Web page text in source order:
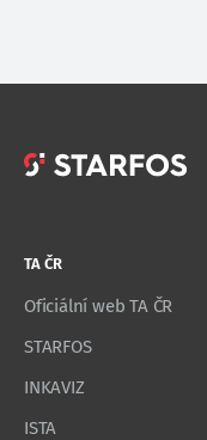
TA ČR
Oficiální web TA ČR
STARFOS
INKAVIZ
ISTA